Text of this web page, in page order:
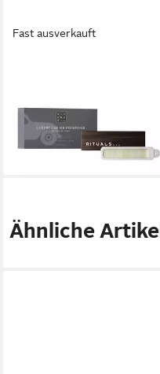
Fast ausverkauft
33,75 €
(16,88 €/ 1 Stk)
in 4-5 Werktagen bei dir
Ähnliche Artikel